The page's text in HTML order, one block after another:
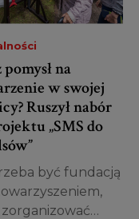
pomysł na
w swojej
Ruszył nabór
„SMS do
być fundacją